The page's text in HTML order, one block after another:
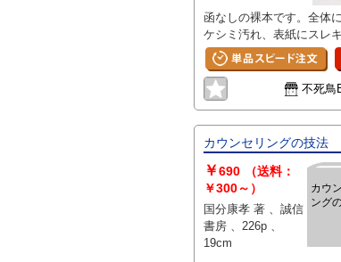
函なしの裸本です。全体
ケシミ汚れ、表紙にスレキ
コミがあります。
不死鳥
カウンセリングの技法
カウ
ング
￥690
（送料：
￥300～）
国分康孝 著 、誠信
書房 、226p 、
19cm